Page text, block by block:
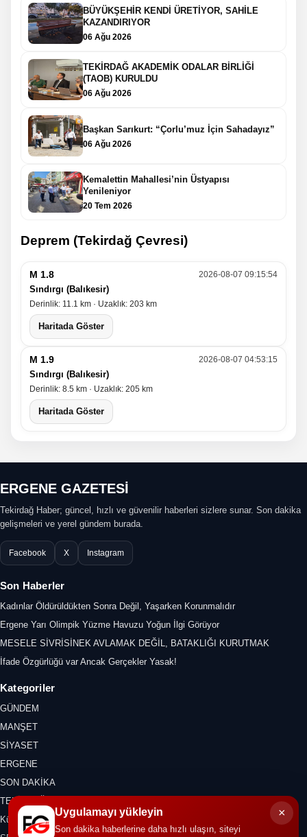
BÜYÜKŞEHİR KENDİ ÜRETİYOR, SAHİLE
KAZANDIRIYOR
06 Ağu 2026
TEKİRDAĞ AKADEMİK ODALAR BİRLİĞİ
(TAOB) KURULDU
06 Ağu 2026
Başkan Sarıkurt: “Çorlu’muz İçin Sahadayız”
06 Ağu 2026
Kemalettin Mahallesi’nin Üstyapısı
Yenileniyor
20 Tem 2026
Deprem (Tekirdağ Çevresi)
M 1.8 2026-08-07 09:15:54
Sındırgı (Balıkesir)
Derinlik: 11.1 km · Uzaklık: 203 km
Haritada Göster
M 1.9 2026-08-07 04:53:15
Sındırgı (Balıkesir)
Derinlik: 8.5 km · Uzaklık: 205 km
Haritada Göster
ERGENE GAZETESİ
Tekirdağ Haber; güncel, hızlı ve güvenilir haberleri sizlere sunar. Son dakika
gelişmeleri ve yerel gündem burada.
Facebook X Instagram
Son Haberler
Kadınlar Öldürüldükten Sonra Değil, Yaşarken Korunmalıdır
Ergene Yarı Olimpik Yüzme Havuzu Yoğun İlgi Görüyor
MESELE SİVRİSİNEK AVLAMAK DEĞİL, BATAKLIĞI KURUTMAK
İfade Özgürlüğü var Ancak Gerçekler Yasak!
Kategoriler
GÜNDEM
MANŞET
SİYASET
ERGENE
SON DAKİKA
TEKİRDAĞ
Kültür Sanat
×
Uygulamayı yükleyin
Son dakika haberlerine daha hızlı ulaşın, siteyi